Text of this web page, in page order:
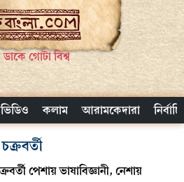
গোটা বিশ্ব
ভিডিও কলাম আরামকেদারা
পেশায় ভাষাবিজ্ঞানী, নেশায়